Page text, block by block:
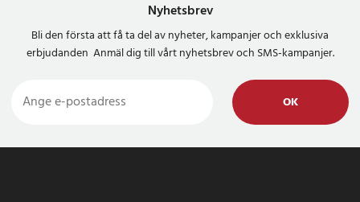
Nyhetsbrev
Bli den första att få ta del av nyheter, kampanjer och exklusiva
erbjudanden Anmäl dig till vårt nyhetsbrev och SMS-kampanjer.
OK